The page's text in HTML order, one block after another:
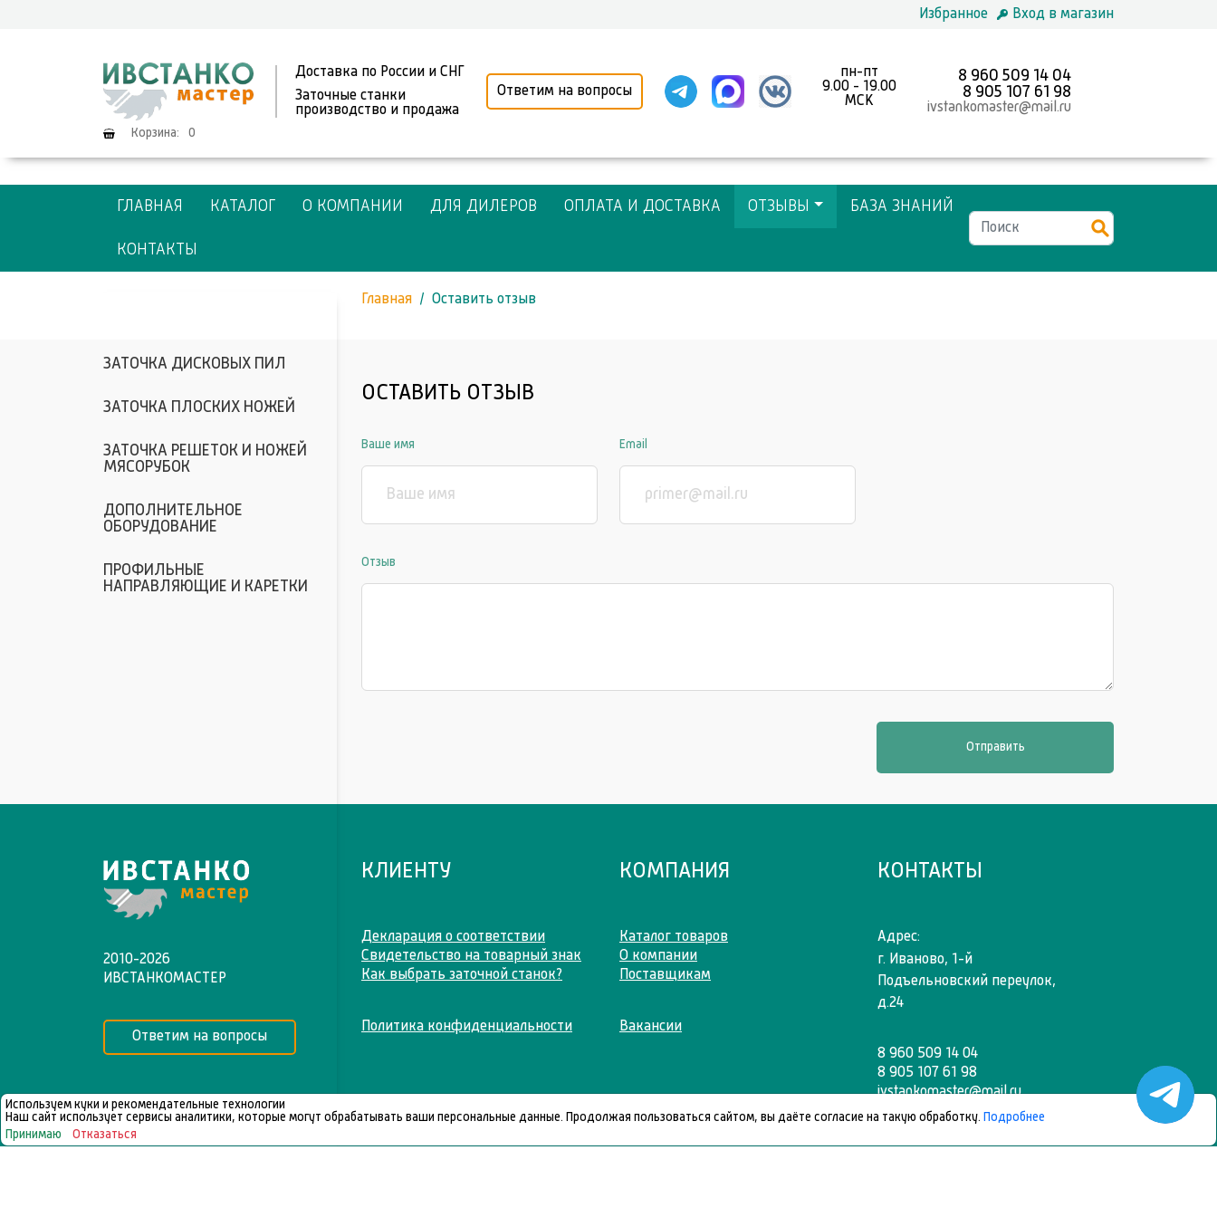
Избранное Вход в магазин
Доставка по России и СНГ
Заточные станки
производство и продажа
Ответим на вопросы
пн-пт
9.00 - 19.00
MCK
8 960 509 14 04
8 905 107 61 98
ivstankomaster@mail.ru
Корзина: 0
ГЛАВНАЯ КАТАЛОГ О КОМПАНИИ ДЛЯ ДИЛЕРОВ ОПЛАТА И ДОСТАВКА ОТЗЫВЫ БАЗА ЗНАНИЙ
КОНТАКТЫ
ЗАТОЧКА ДИСКОВЫХ ПИЛ
ЗАТОЧКА ПЛОСКИХ НОЖЕЙ
ЗАТОЧКА РЕШЕТОК И НОЖЕЙ
МЯСОРУБОК
ДОПОЛНИТЕЛЬНОЕ
ОБОРУДОВАНИЕ
ПРОФИЛЬНЫЕ
НАПРАВЛЯЮЩИЕ И КАРЕТКИ
Главная Оставить отзыв
ОСТАВИТЬ ОТЗЫВ
Ваше имя Email
Отзыв
Отправить
2010-2026
ИВСТАНКОМАСТЕР
Ответим на вопросы
КЛИЕНТУ
Декларация о соответствии
Свидетельство на товарный знак
Как выбрать заточной станок?
Политика конфиденциальности
КОМПАНИЯ
Каталог товаров
О компании
Поставщикам
Вакансии
КОНТАКТЫ
Адрес:
г. Иваново, 1-й
Подъельновский переулок,
д.24
8 960 509 14 04
8 905 107 61 98
ivstankomaster@mail.ru
Используем куки и рекомендательные технологии
Наш сайт использует сервисы аналитики, которые могут обрабатывать ваши персональные данные. Продолжая пользоваться сайтом, вы даёте согласие на такую обработку. Подробнее
Принимаю
Отказаться